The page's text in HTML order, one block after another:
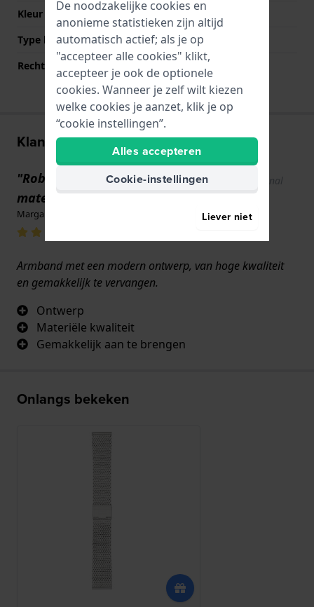
Kleur sluiting
Zilver
Type bevestiging
Bandpennen
Rechte bandaanzet
Klantenreviews
"Robuustheid en
materiaalkwaliteit"
Show original
text
Margarida Mota · 17 juni 2022
Armband met een modern ontwerp, van hoge kwaliteit
en gemakkelijk te vervangen.
Ontwerp
Materiële kwaliteit
Gemakkelijk aan te brengen
Onlangs bekeken
De noodzakelijke cookies en
anonieme statistieken zijn altijd
automatisch actief; als je op
"accepteer alle cookies" klikt,
accepteer je ook de optionele
cookies. Wanneer je zelf wilt kiezen
welke cookies je aanzet, klik je op
“cookie instellingen”.
Alles accepteren
Cookie-instellingen
Liever niet